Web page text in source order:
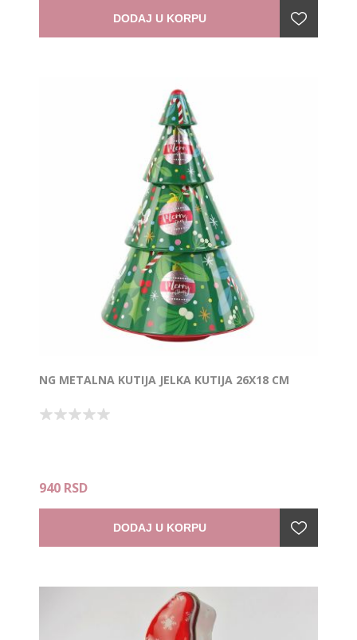
DODAJ U KORPU
NG METALNA KUTIJA JELKA KUTIJA 26X18 CM
940 RSD
DODAJ U KORPU